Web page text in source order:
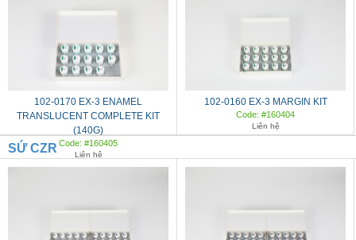
102-0170 EX-3 ENAMEL
TRANSLUCENT COMPLETE KIT
(140G)
Code: #160405
Liên hệ
102-0160 EX-3 MARGIN KIT
Code: #160404
Liên hệ
SỨ CZR